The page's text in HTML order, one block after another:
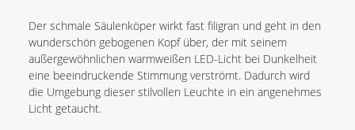
Der schmale Säulenköper wirkt fast filigran und geht in den
wunderschön gebogenen Kopf über, der mit seinem
außergewöhnlichen warmweißen LED-Licht bei Dunkelheit
eine beeindruckende Stimmung verströmt. Dadurch wird
die Umgebung dieser stilvollen Leuchte in ein angenehmes
Licht getaucht.